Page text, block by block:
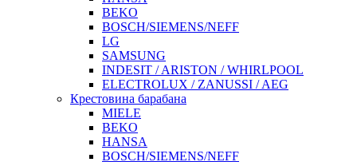
BEKO
BOSCH/SIEMENS/NEFF
LG
SAMSUNG
INDESIT / ARISTON / WHIRLPOOL
ELECTROLUX / ZANUSSI / AEG
Крестовина барабана
MIELE
BEKO
HANSA
BOSCH/SIEMENS/NEFF